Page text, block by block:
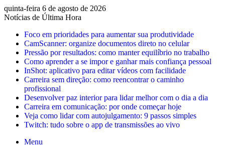
quinta-feira 6 de agosto de 2026
Notícias de Última Hora
Foco em prioridades para aumentar sua produtividade
CamScanner: organize documentos direto no celular
Pressão por resultados: como manter equilíbrio no trabalho
Como aprender a se impor e ganhar mais confiança pessoal
InShot: aplicativo para editar vídeos com facilidade
Carreira sem direção: como reencontrar o caminho
profissional
Desenvolver paz interior para lidar melhor com o dia a dia
Carreira em comunicação: por onde começar hoje
Veja como lidar com autojulgamento: 9 passos simples
Twitch: tudo sobre o app de transmissões ao vivo
Menu